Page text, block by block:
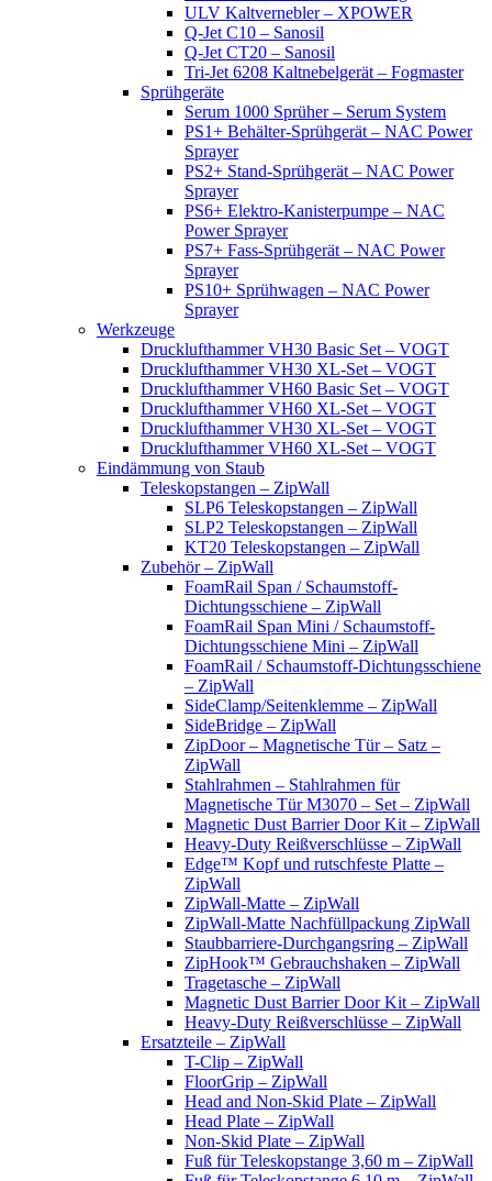
ULV Kaltvernebler – XPOWER
Q-Jet C10 – Sanosil
Q-Jet CT20 – Sanosil
Tri-Jet 6208 Kaltnebelgerät – Fogmaster
Sprühgeräte
Serum 1000 Sprüher – Serum System
PS1+ Behälter-Sprühgerät – NAC Power
Sprayer
PS2+ Stand-Sprühgerät – NAC Power
Sprayer
PS6+ Elektro-Kanisterpumpe – NAC
Power Sprayer
PS7+ Fass-Sprühgerät – NAC Power
Sprayer
PS10+ Sprühwagen – NAC Power
Sprayer
Werkzeuge
Drucklufthammer VH30 Basic Set – VOGT
Drucklufthammer VH30 XL-Set – VOGT
Drucklufthammer VH60 Basic Set – VOGT
Drucklufthammer VH60 XL-Set – VOGT
Drucklufthammer VH30 XL-Set – VOGT
Drucklufthammer VH60 XL-Set – VOGT
Eindämmung von Staub
Teleskopstangen – ZipWall
SLP6 Teleskopstangen – ZipWall
SLP2 Teleskopstangen – ZipWall
KT20 Teleskopstangen – ZipWall
Zubehör – ZipWall
FoamRail Span / Schaumstoff-
Dichtungsschiene – ZipWall
FoamRail Span Mini / Schaumstoff-
Dichtungsschiene Mini – ZipWall
FoamRail / Schaumstoff-Dichtungsschiene
– ZipWall
SideClamp/Seitenklemme – ZipWall
SideBridge – ZipWall
ZipDoor – Magnetische Tür – Satz –
ZipWall
Stahlrahmen – Stahlrahmen für
Magnetische Tür M3070 – Set – ZipWall
Magnetic Dust Barrier Door Kit – ZipWall
Heavy-Duty Reißverschlüsse – ZipWall
Edge™ Kopf und rutschfeste Platte –
ZipWall
ZipWall-Matte – ZipWall
ZipWall-Matte Nachfüllpackung ZipWall
Staubbarriere-Durchgangsring – ZipWall
ZipHook™ Gebrauchshaken – ZipWall
Tragetasche – ZipWall
Magnetic Dust Barrier Door Kit – ZipWall
Heavy-Duty Reißverschlüsse – ZipWall
Ersatzteile – ZipWall
T-Clip – ZipWall
FloorGrip – ZipWall
Head and Non-Skid Plate – ZipWall
Head Plate – ZipWall
Non-Skid Plate – ZipWall
Fuß für Teleskopstange 3,60 m – ZipWall